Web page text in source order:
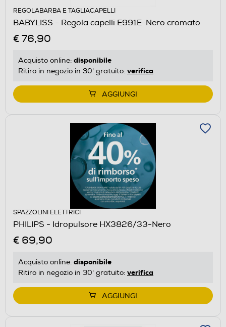
REGOLABARBA E TAGLIACAPELLI
BABYLISS - Regola capelli E991E-Nero cromato
€ 76,90
Acquisto online: disponibile
Ritiro in negozio in 30' gratuito: verifica
AGGIUNGI
SPAZZOLINI ELETTRICI
PHILIPS - Idropulsore HX3826/33-Nero
€ 69,90
Acquisto online: disponibile
Ritiro in negozio in 30' gratuito: verifica
AGGIUNGI